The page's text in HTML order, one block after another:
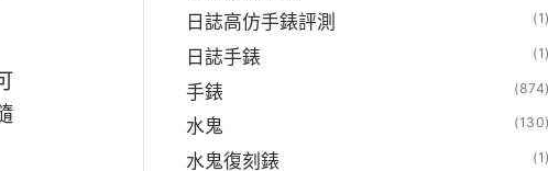
日誌高仿手錶評測
日誌手錶
手錶
水鬼
水鬼復刻錶